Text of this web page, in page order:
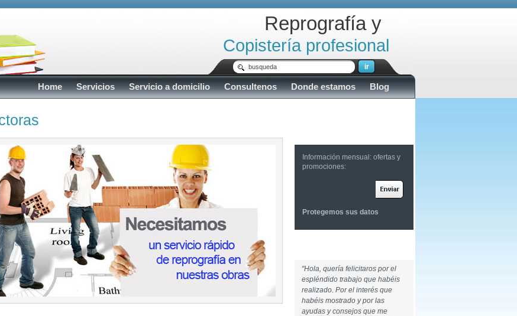
Reprografía y
Copistería profesional
Información mensual: ofertas y
promociones:
Protegemos sus datos
"Hola, quería felicitaros por el
espléndido trabajo que habéis
realizado. Por el interés que
habéis mostrado y por las
ayudas y consejos que me
Home Servicios Servicio a domicilio Consultenos Donde estamos Blog